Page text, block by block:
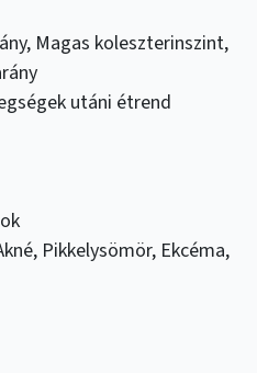
Magas koleszterinszint,
utáni étrend
Pikkelysömör, Ekcéma,